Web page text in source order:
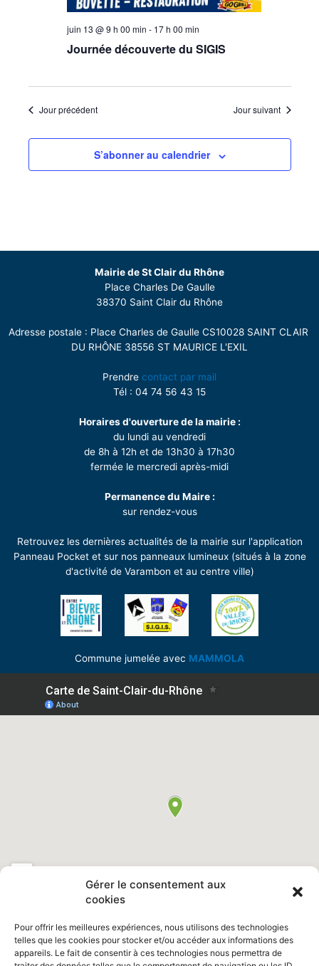
Gérer le consentement aux
cookies
Pour offrir les meilleures expériences, nous utilisons des technologies
telles que les cookies pour stocker et/ou accéder aux informations des
appareils. Le fait de consentir à ces technologies nous permettra de
juin 13 @ 9 h 00 min - 17 h 00 min
Journée découverte du SIGIS
Jour précédent Jour suivant
S’abonner au calendrier
Mairie de St Clair du Rhône
Place Charles De Gaulle
38370 Saint Clair du Rhône
Adresse postale : Place Charles de Gaulle CS10028 SAINT CLAIR
DU RHÔNE 38556 ST MAURICE L'EXIL
Prendre contact par mail
Tél : 04 74 56 43 15
Horaires d'ouverture de la mairie :
du lundi au vendredi
de 8h à 12h et de 13h30 à 17h30
fermée le mercredi après-midi
Permanence du Maire :
sur rendez-vous
Retrouvez les dernières actualités de la mairie sur l'application
Panneau Pocket et sur nos panneaux lumineux (situés à la zone
d'activité de Varambon et au centre ville)
Commune jumelée avec MAMMOLA
Retrouvez nous sur Facebook " Ville de Saint Clair du Rhône